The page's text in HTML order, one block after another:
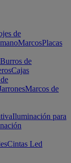
de
MarcosPlacas
Burros de
Cajas
Marcos de
Iluminación para
Cintas Led